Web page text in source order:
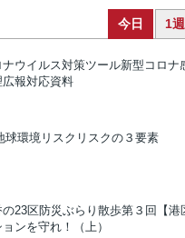
今日 1
ナウイルス対策ツール新型コロナ
報対応資料
球環境リスク リスクの３要素
23区防災ぶらり散歩第３回【港
ンを守れ！（上）